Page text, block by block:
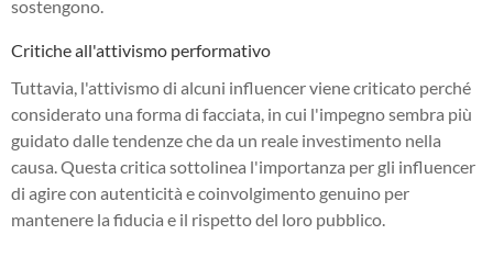
sostengono.
Critiche all'attivismo performativo
Tuttavia, l'attivismo di alcuni influencer viene criticato perché
considerato una forma di facciata, in cui l'impegno sembra più
guidato dalle tendenze che da un reale investimento nella
causa. Questa critica sottolinea l'importanza per gli influencer
di agire con autenticità e coinvolgimento genuino per
mantenere la fiducia e il rispetto del loro pubblico.